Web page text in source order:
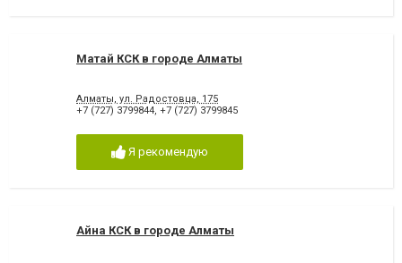
Матай КСК в городе Алматы
Алматы, ул. Радостовца, 175
+7 (727) 3799844, +7 (727) 3799845
Я рекомендую
Айна КСК в городе Алматы